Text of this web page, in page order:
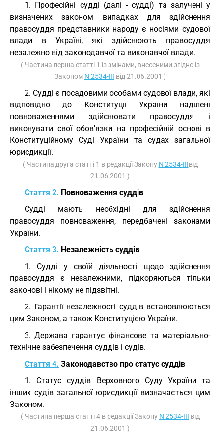
1. Професійні судді (далі - судді) та залучені у
визначених законом випадках для здійснення
правосуддя представники народу є носіями судової
влади в Україні, які здійснюють правосуддя
незалежно від законодавчої та виконавчої влади.
( Частина перша статті 1 із змінами, внесеними згідно із
Законом N 2534-III від 21.06.2001 )
2. Судді є посадовими особами судової влади, які
відповідно до Конституції України наділені
повноваженнями здійснювати правосуддя і
виконувати свої обов'язки на професійній основі в
Конституційному Суді України та судах загальної
юрисдикції.
( Частина друга статті 1 в редакції Закону N 2534-IIIвід
21.06.2001 )
Стаття 2. Повноваження суддів
Судді мають необхідні для здійснення
правосуддя повноваження, передбачені законами
України.
Стаття 3. Незалежність суддів
1. Судді у своїй діяльності щодо здійснення
правосуддя є незалежними, підкоряються тільки
законові і нікому не підзвітні.
2. Гарантії незалежності суддів встановлюються
цим Законом, а також Конституцією України.
3. Держава гарантує фінансове та матеріально-
технічне забезпечення суддів і судів.
Стаття 4. Законодавство про статус суддів
1. Статус суддів Верховного Суду України та
інших судів загальної юрисдикції визначається цим
Законом.
( Частина перша статті 4 в редакції Закону N 2534-III від
21.06.2001 )